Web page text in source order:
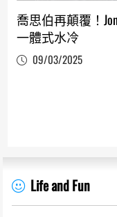
喬思伯再顛覆！
一體式水冷
09/03/2025
Life and Fun